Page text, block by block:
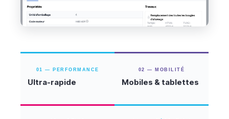
01 — PERFORMANCE
Ultra-rapide
02 — MOBILITÉ
Mobiles & tablettes